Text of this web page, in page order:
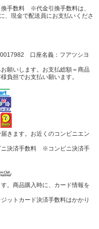
手数料 ※代金引換手数料は、
、現金で配送員にお支払いくださ
口座名義：フアツシヨ
願いします。お支払総額＝商品
担でお支払い願います。
きます。お近くのコンビニエン
ニ決済手数料 ※コンビニ決済手
。商品購入時に、カード情報を
トカード決済手数料はかかり